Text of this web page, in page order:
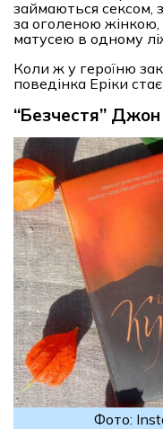
займаються сексом,
за оголеною жінкою,
матусею в одному
Коли ж у героїню
поведінка Еріки
“Безчестя”
Фото: